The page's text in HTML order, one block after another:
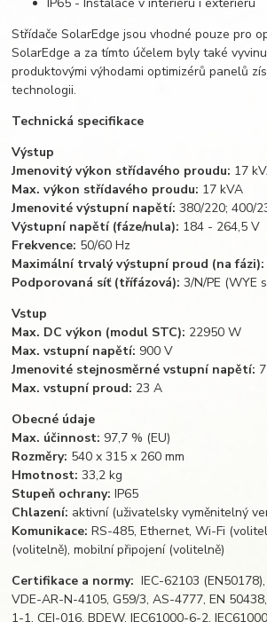
Střídače SolarEdge jsou vhodné pouze pro
SolarEdge a za tímto účelem byly také
produktovými výhodami optimizérů panelů
technologii.
Technická specifikace
Výstup
Jmenovitý výkon střídavého proudu: 17
Max. výkon střídavého proudu: 17 kVA
Jmenovité výstupní napětí: 380/220; 400/
Výstupní napětí (fáze/nula): 184 - 264,5 V
Frekvence: 50/60 Hz
Maximální trvalý výstupní proud (na fázi):
Podporovaná síť (třífázová): 3/N/PE (WYE
Vstup
Max. DC výkon (modul STC): 22950 W
Max. vstupní napětí: 900 V
Jmenovité stejnosměrné vstupní napětí:
Max. vstupní proud: 23 A
Obecné údaje
Max. účinnost: 97,7 % (EU)
Rozměry: 540 x 315 x 260 mm
Hmotnost: 33,2 kg
Stupeň ochrany: IP65
Chlazení: aktivní (uživatelsky vyměnitelný
Komunikace: RS-485, Ethernet, Wi-Fi
(volitelně), mobilní připojení (volitelně)
Certifikace a normy: IEC-62103
VDE-AR-N-4105, G59/3, AS-4777, EN
1-1, CEI-016, BDEW, IEC61000-6-2,